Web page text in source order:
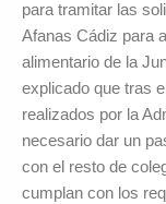
para tramitar las
Afanas Cádiz para
alimentario de la
explicado que tras
realizados por la
necesario dar un
con el resto de
cumplan con los